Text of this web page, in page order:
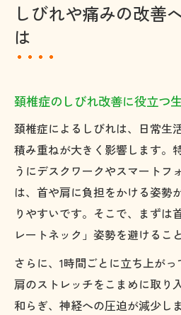
しびれや痛みの改善
は
頚椎症のしびれ改善に役立つ
頚椎症によるしびれは、日常生
積み重ねが大きく影響します。
うにデスクワークやスマートフ
は、首や肩に負担をかける姿勢
りやすいです。そこで、まずは
レートネック」姿勢を避けるこ
さらに、1時間ごとに立ち上が
肩のストレッチをこまめに取り
和らぎ、神経への圧迫が減少し